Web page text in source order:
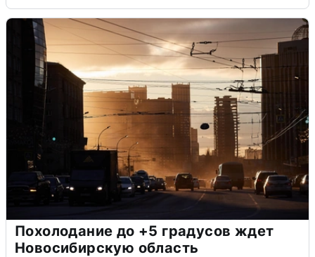
Похолодание до +5 градусов ждет
Новосибирскую область